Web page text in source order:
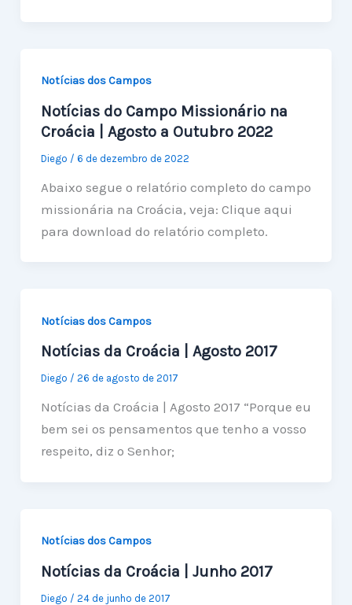
Notícias dos Campos
Notícias do Campo Missionário na
Croácia | Agosto a Outubro 2022
Diego / 6 de dezembro de 2022
Abaixo segue o relatório completo do campo
missionária na Croácia, veja: Clique aqui
para download do relatório completo.
Notícias dos Campos
Notícias da Croácia | Agosto 2017
Diego / 26 de agosto de 2017
Notícias da Croácia | Agosto 2017 “Porque eu
bem sei os pensamentos que tenho a vosso
respeito, diz o Senhor;
Notícias dos Campos
Notícias da Croácia | Junho 2017
Diego / 24 de junho de 2017